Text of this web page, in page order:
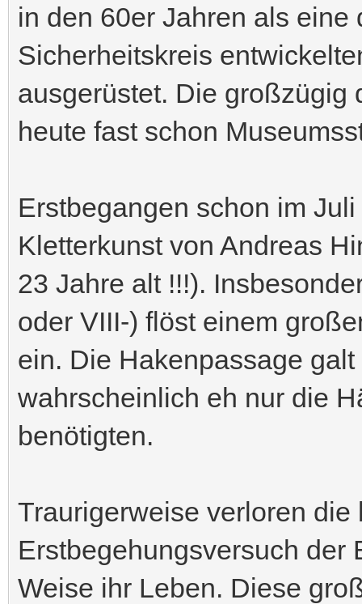
in den 60er Jahren als eine
Sicherheitskreis
ausgerüstet. Die großzügig
heute fast schon
Erstbegangen schon im
Kletterkunst von Andreas
23 Jahre alt !!!).
oder VIII-) flöst einem
ein. Die Hakenpassage
wahrscheinlich eh nur die
benötigten.
Traurigerweise verloren
Erstbegehungsversuch der
Weise ihr Leben. Diese